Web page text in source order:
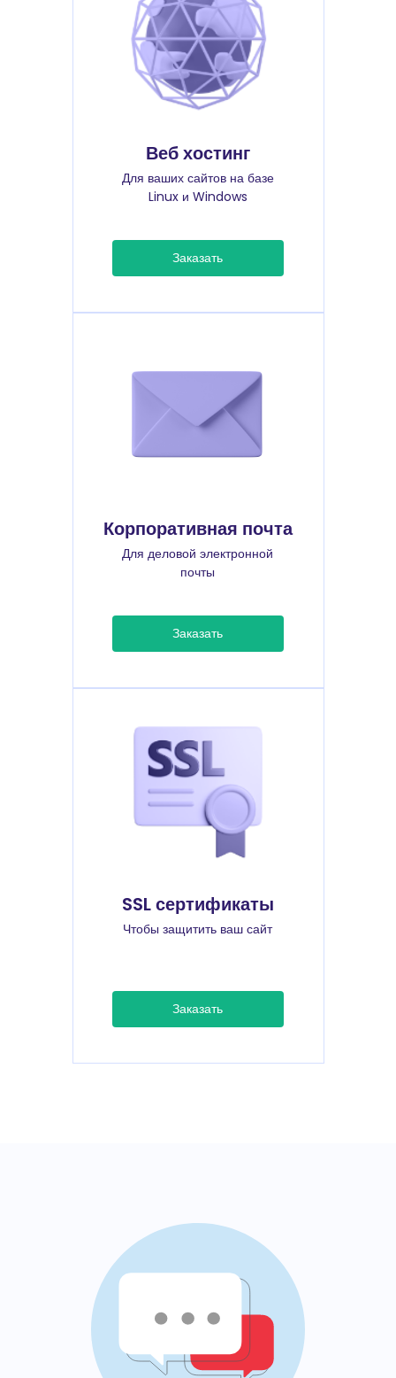
Веб хостинг
Для ваших сайтов на базе
Linux и Windows
Заказать
Корпоративная почта
Для деловой электронной
почты
Заказать
SSL сертификаты
Чтобы защитить ваш сайт
Заказать